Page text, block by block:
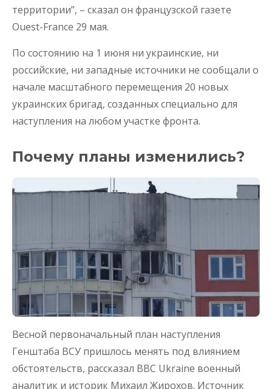
территории”, – сказал он французской газете
Ouest-France 29 мая.
По состоянию на 1 июня ни украинские, ни
российские, ни западные источники не сообщали о
начале масштабного перемещения 20 новых
украинских бригад, созданных специально для
наступления на любом участке фронта.
Почему планы изменились?
Весной первоначальный план наступления
Генштаба ВСУ пришлось менять под влиянием
обстоятельств, рассказал BBC Ukraine военный
аналитик и историк Михаил Жирохов. Источник